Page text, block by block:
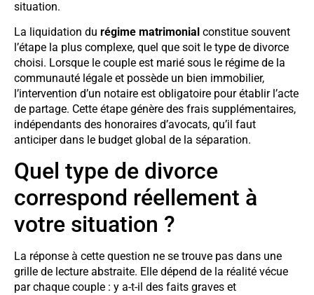
situation.
La liquidation du régime matrimonial constitue souvent
l’étape la plus complexe, quel que soit le type de divorce
choisi. Lorsque le couple est marié sous le régime de la
communauté légale et possède un bien immobilier,
l’intervention d’un notaire est obligatoire pour établir l’acte
de partage. Cette étape génère des frais supplémentaires,
indépendants des honoraires d’avocats, qu’il faut
anticiper dans le budget global de la séparation.
Quel type de divorce
correspond réellement à
votre situation ?
La réponse à cette question ne se trouve pas dans une
grille de lecture abstraite. Elle dépend de la réalité vécue
par chaque couple : y a-t-il des faits graves et